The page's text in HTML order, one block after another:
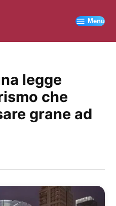
Menu
legge
che
grane ad